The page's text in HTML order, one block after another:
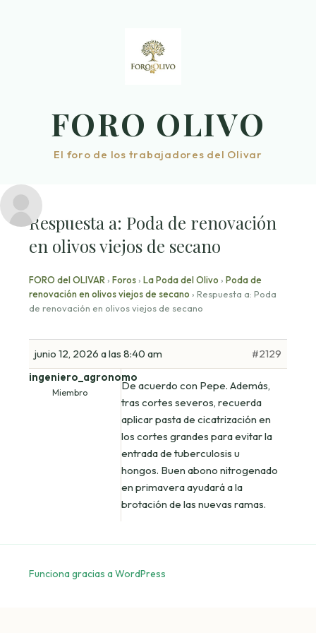
FORO OLIVO
El foro de los trabajadores del Olivar
Respuesta a: Poda de renovación
en olivos viejos de secano
FORO del OLIVAR › Foros › La Poda del Olivo › Poda de
renovación en olivos viejos de secano › Respuesta a: Poda
de renovación en olivos viejos de secano
junio 12, 2026 a las 8:40 am
#2129
ingeniero_agronomo
Miembro
De acuerdo con Pepe. Además,
tras cortes severos, recuerda
aplicar pasta de cicatrización en
los cortes grandes para evitar la
entrada de tuberculosis u
hongos. Buen abono nitrogenado
en primavera ayudará a la
brotación de las nuevas ramas.
Funciona gracias a WordPress